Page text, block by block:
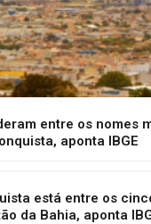
entre os nomes
aponta IBGE
está entre os
da Bahia, aponta